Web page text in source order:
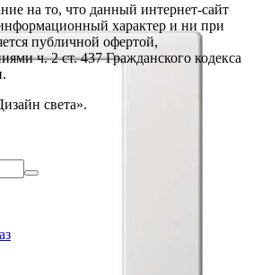
на то, что данный интернет-сайт
характер и ни при
публичной офертой,
ч. 2 ст. 437 Гражданского кодекса
света».